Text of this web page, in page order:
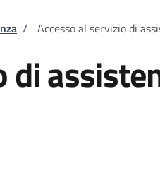
/ Accesso al servizio di
di